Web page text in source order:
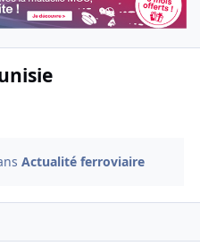
Actualité ferroviaire